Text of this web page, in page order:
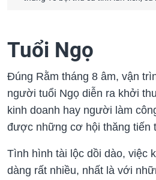
Tuổi Ngọ
Đúng Rằm tháng 8 âm, vận
người tuổi Ngọ diễn ra khởi
kinh doanh hay người làm
được những cơ hội thăng tiến
Tình hình tài lộc dồi dào, việc
dàng rất nhiều, nhất là với